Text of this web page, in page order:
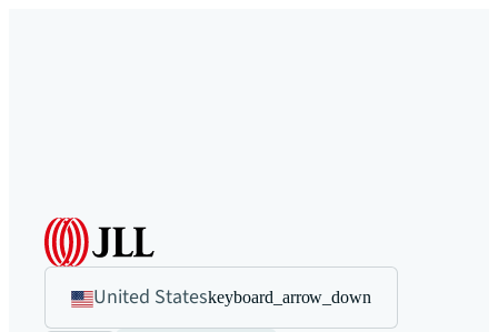
United Stateskeyboard_arrow_down